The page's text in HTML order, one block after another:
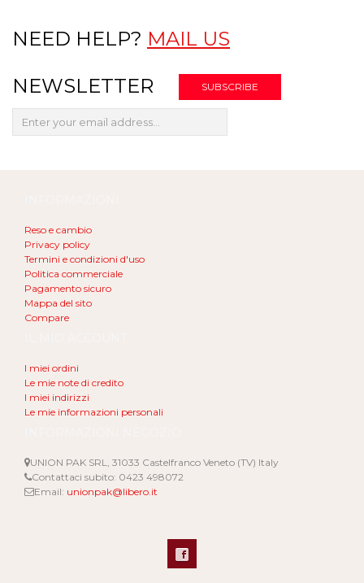
NEED HELP? MAIL US
NEWSLETTER
Reso e cambio
Privacy policy
Termini e condizioni d'uso
Politica commerciale
Pagamento sicuro
Mappa del sito
Compare
I miei ordini
Le mie note di credito
I miei indirizzi
Le mie informazioni personali
UNION PAK SRL, 31033 Castelfranco Veneto (TV) Italy
Contattaci subito: 0423 498072
Email: unionpak@libero.it